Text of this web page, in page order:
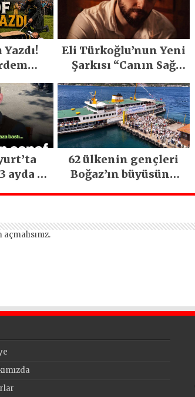
Yılların
Eli Türkoğlu’nun Yeni
Şarkısı “Canın Sağ
Gördü!..
ayda 5
62 ülkenin gençleri
Boğaz’ın büyüsüne
.